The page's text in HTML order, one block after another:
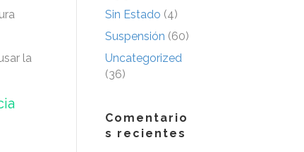
la
Sin Estado (4)
Suspensión (60)
Uncategorized
(36)
Comentario
s recientes